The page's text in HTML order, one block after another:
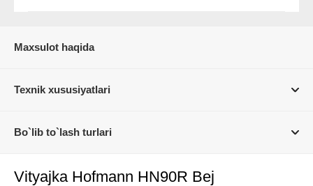
Maxsulot haqida
Texnik xususiyatlari
Bo`lib to`lash turlari
Vityajka Hofmann HN90R Bej